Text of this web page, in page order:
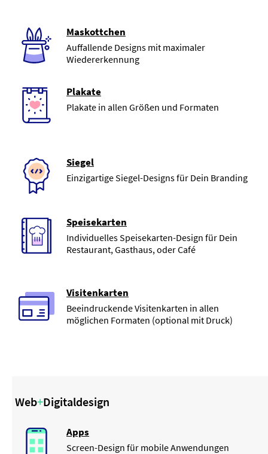
Maskottchen
Auffallende Designs mit maximaler
Wiedererkennung
Plakate
Plakate in allen Größen und Formaten
Siegel
Einzigartige Siegel-Designs für Dein Branding
Speisekarten
Individuelles Speisekarten-Design für Dein
Restaurant, Gasthaus, oder Café
Visitenkarten
Beeindruckende Visitenkarten in allen
möglichen Formaten (optional mit Druck)
Web+Digitaldesign
Apps
Screen-Design für mobile Anwendungen